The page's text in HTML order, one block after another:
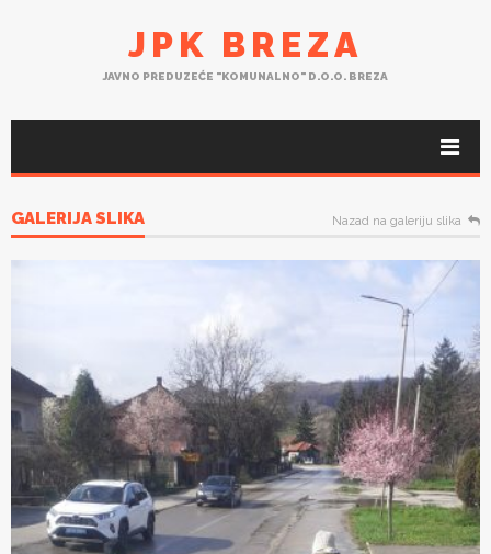
JPK BREZA
JAVNO PREDUZEĆE "KOMUNALNO" D.O.O. BREZA
GALERIJA SLIKA Nazad na galeriju slika